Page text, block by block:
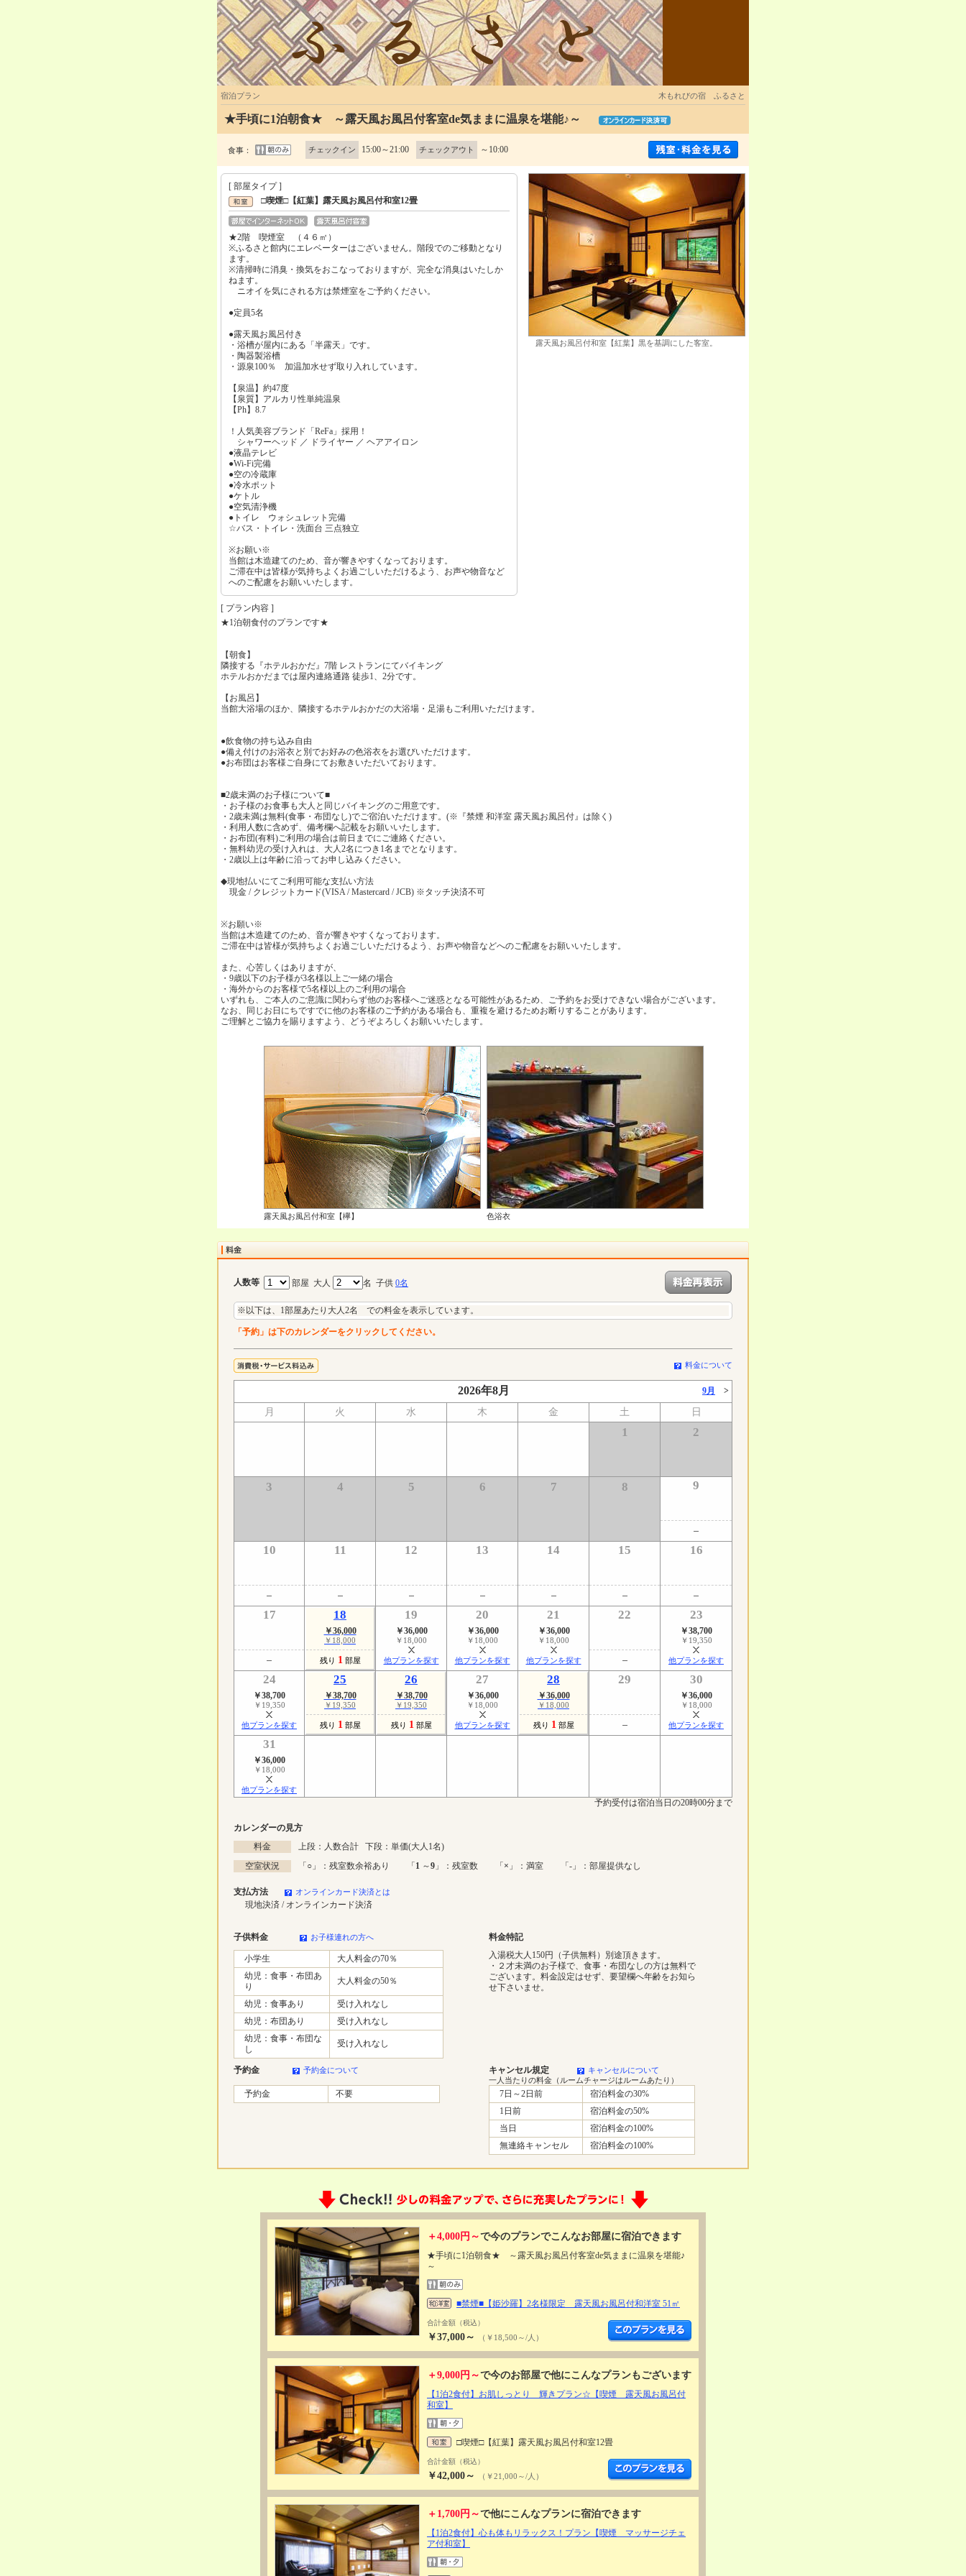
宿泊プラン 木もれびの宿 ふるさと
★手頃に1泊朝食★ ～露天風お風呂付客室de気ままに温泉を堪能♪～
食事： チェックイン 15:00～21:00 チェックアウト ～10:00
[ 部屋タイプ ]
□喫煙□【紅葉】露天風お風呂付和室12畳
★2階 喫煙室 （４６㎡）
※ふるさと館内にエレベーターはございません。階段でのご移動となり
ます。
※清掃時に消臭・換気をおこなっておりますが、完全な消臭はいたしか
ねます。
ニオイを気にされる方は禁煙室をご予約ください。
●定員5名
●露天風お風呂付き
・浴槽が屋内にある「半露天」です。
・陶器製浴槽
・源泉100％ 加温加水せず取り入れしています。
【泉温】約47度
【泉質】アルカリ性単純温泉
【Ph】8.7
！人気美容ブランド「ReFa」採用！
シャワーヘッド ／ ドライヤー ／ ヘアアイロン
●液晶テレビ
●Wi-Fi完備
●空の冷蔵庫
●冷水ポット
●ケトル
●空気清浄機
●トイレ ウォシュレット完備
☆バス・トイレ・洗面台 三点独立
※お願い※
当館は木造建てのため、音が響きやすくなっております。
ご滞在中は皆様が気持ちよくお過ごしいただけるよう、お声や物音など
へのご配慮をお願いいたします。
露天風お風呂付和室【紅葉】黒を基調にした客室。
[ プラン内容 ]
★1泊朝食付のプランです★
【朝食】
隣接する『ホテルおかだ』7階 レストランにてバイキング
ホテルおかだまでは屋内連絡通路 徒歩1、2分です。
【お風呂】
当館大浴場のほか、隣接するホテルおかだの大浴場・足湯もご利用いただけます。
●飲食物の持ち込み自由
●備え付けのお浴衣と別でお好みの色浴衣をお選びいただけます。
●お布団はお客様ご自身にてお敷きいただいております。
■2歳未満のお子様について■
・お子様のお食事も大人と同じバイキングのご用意です。
・2歳未満は無料(食事・布団なし)でご宿泊いただけます。(※『禁煙 和洋室 露天風お風呂付』は除く)
・利用人数に含めず、備考欄へ記載をお願いいたします。
・お布団(有料)ご利用の場合は前日までにご連絡ください。
・無料幼児の受け入れは、大人2名につき1名までとなります。
・2歳以上は年齢に沿ってお申し込みください。
◆現地払いにてご利用可能な支払い方法
現金 / クレジットカード(VISA / Mastercard / JCB) ※タッチ決済不可
※お願い※
当館は木造建てのため、音が響きやすくなっております。
ご滞在中は皆様が気持ちよくお過ごしいただけるよう、お声や物音などへのご配慮をお願いいたします。
また、心苦しくはありますが、
・9歳以下のお子様が3名様以上ご一緒の場合
・海外からのお客様で5名様以上のご利用の場合
いずれも、ご本人のご意識に関わらず他のお客様へご迷惑となる可能性があるため、ご予約をお受けできない場合がございます。
なお、同じお日にちですでに他のお客様のご予約がある場合も、重複を避けるためお断りすることがあります。
ご理解とご協力を賜りますよう、どうぞよろしくお願いいたします。
露天風お風呂付和室【欅】 色浴衣
人数等 部屋 大人 名 子供 0名
※以下は、1部屋あたり大人2名 での料金を表示しています。
「予約」は下のカレンダーをクリックしてください。
料金について
2026年8月 9月 >
月 火 水 木 金 土 日
1 2
3 4 5 6 7 8 9
10 11 12 13 14 15 16
17 18
￥36,000
￥18,000
残り 1 部屋
19
￥36,000
￥18,000
他プランを探す
20
￥36,000
￥18,000
他プランを探す
21
￥36,000
￥18,000
他プランを探す
22 23
￥38,700
￥19,350
他プランを探す
24
￥38,700
￥19,350
他プランを探す
25
￥38,700
￥19,350
残り 1 部屋
26
￥38,700
￥19,350
残り 1 部屋
27
￥36,000
￥18,000
他プランを探す
28
￥36,000
￥18,000
残り 1 部屋
29 30
￥36,000
￥18,000
他プランを探す
31
￥36,000
￥18,000
他プランを探す
予約受付は宿泊当日の20時00分まで
カレンダーの見方
料金
上段：人数合計 下段：単価(大人1名)
空室状況
「○ 」：残室数余裕あり 「1 ～9 」：残室数 「× 」：満室 「-」：部屋提供なし
支払方法 オンラインカード決済とは
現地決済 / オンラインカード決済
子供料金 お子様連れの方へ 料金特記
小学生
大人料金の70％
幼児：食事・布団あ
り
大人料金の50％
幼児：食事あり
受け入れなし
幼児：布団あり
受け入れなし
幼児：食事・布団な
し
受け入れなし
入湯税大人150円（子供無料）別途頂きます。
・２才未満のお子様で、食事・布団なしの方は無料で
ございます。料金設定はせず、要望欄へ年齢をお知ら
せ下さいませ。
予約金 予約金について キャンセル規定
キャンセルについて
一人当たりの料金（ルームチャージはルームあたり）
予約金 不要 7日～2日前
宿泊料金の30%
1日前
宿泊料金の50%
当日
宿泊料金の100%
無連絡キャンセル
宿泊料金の100%
＋4,000円～で今のプランでこんなお部屋に宿泊できます
★手頃に1泊朝食★ ～露天風お風呂付客室de気ままに温泉を堪能♪
～
■禁煙■【姫沙羅】2名様限定 露天風お風呂付和洋室 51㎡
合計金額（税込）
￥37,000～ （￥18,500～/人）
＋9,000円～で今のお部屋で他にこんなプランもございます
【1泊2食付】お肌しっとり 輝きプラン☆【喫煙 露天風お風呂付
和室】
□喫煙□【紅葉】露天風お風呂付和室12畳
合計金額（税込）
￥42,000～ （￥21,000～/人）
＋1,700円～で他にこんなプランに宿泊できます
【1泊2食付】心も体もリラックス！プラン【喫煙 マッサージチェ
ア付和室】